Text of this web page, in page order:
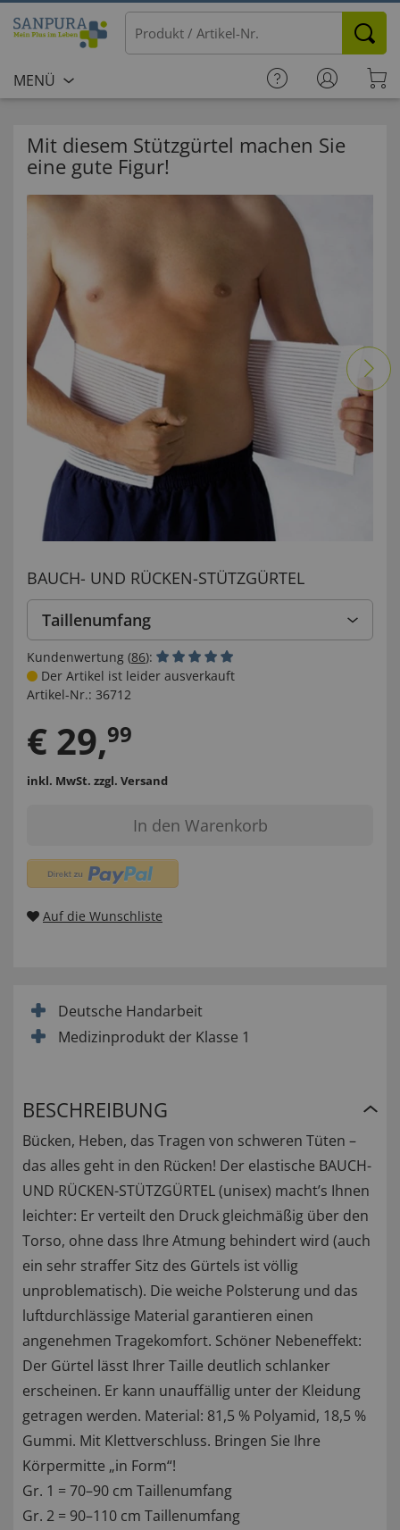
MENÜ
Mit diesem Stützgürtel machen Sie
eine gute Figur!
BAUCH- UND RÜCKEN-STÜTZGÜRTEL
Taillenumfang
Kundenwertung (86):
Der Artikel ist leider ausverkauft
Artikel-Nr.: 36712
€ 29,99
inkl. MwSt. zzgl. Versand
In den Warenkorb
Auf die Wunschliste
Deutsche Handarbeit
Medizinprodukt der Klasse 1
BESCHREIBUNG
Bücken, Heben, das Tragen von schweren Tüten –
das alles geht in den Rücken! Der elastische BAUCH-
UND RÜCKEN-STÜTZGÜRTEL (unisex) macht’s Ihnen
leichter: Er verteilt den Druck gleichmäßig über den
Torso, ohne dass Ihre Atmung behindert wird (auch
ein sehr straffer Sitz des Gürtels ist völlig
unproblematisch). Die weiche Polsterung und das
luftdurchlässige Material garantieren einen
angenehmen Tragekomfort. Schöner Nebeneffekt:
Der Gürtel lässt Ihrer Taille deutlich schlanker
erscheinen. Er kann unauffällig unter der Kleidung
getragen werden. Material: 81,5 % Polyamid, 18,5 %
Gummi. Mit Klettverschluss. Bringen Sie Ihre
Körpermitte „in Form“!
Gr. 1 = 70–90 cm Taillenumfang
Gr. 2 = 90–110 cm Taillenumfang